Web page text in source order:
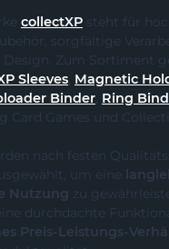
collectXP steht für
sorgfältige
Design. Zum Sortiment
Sleeves, Magnetic
Binder, Ring
Card Games und
nach festen
um eine
Nutzung zu
durchdachte
Preis-Leistungs-